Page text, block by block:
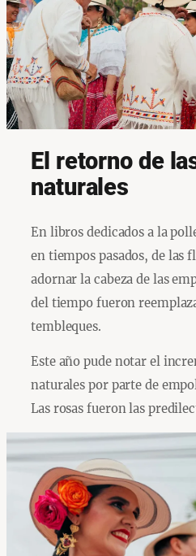
El retorno de
naturales
En libros dedicados a la
en tiempos pasados, de las
adornar la cabeza de las
del tiempo fueron
tembleques.
Este año pude notar el
naturales por parte de
Las rosas fueron las